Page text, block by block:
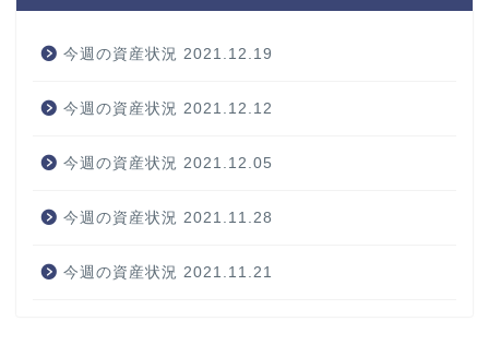
今週の資産状況 2021.12.19
今週の資産状況 2021.12.12
今週の資産状況 2021.12.05
今週の資産状況 2021.11.28
今週の資産状況 2021.11.21